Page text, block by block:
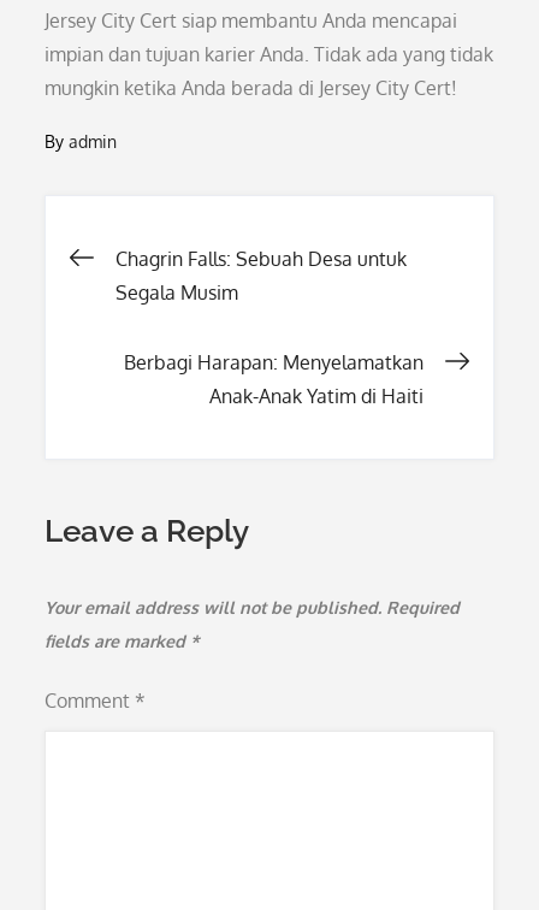
Jersey City Cert siap membantu Anda mencapai
impian dan tujuan karier Anda. Tidak ada yang tidak
mungkin ketika Anda berada di Jersey City Cert!
Byadmin
Post
Chagrin Falls: Sebuah Desa untuk
Segala Musim
Berbagi Harapan: Menyelamatkan
Anak-Anak Yatim di Haiti
Leave a Reply
Your email address will not be published. Required
fields are marked *
Comment *